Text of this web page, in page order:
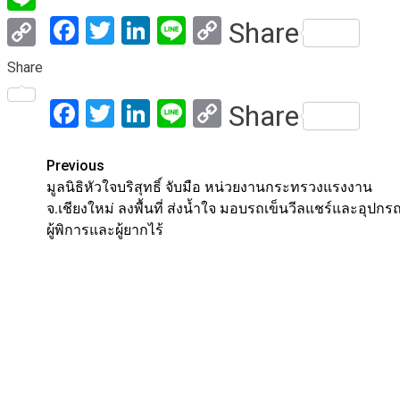
Facebook
Twitter
LinkedIn
LineCopy
Share
Facebook
Twitter
LinkedIn
LineCopy
Share
Post
navigation
Previous
มูลนิธิหัวใจบริสุทธิ์ จับมือ หน่วยงานกระทรวงแรงงาน
จ.เชียงใหม่ ลงพื้นที่ ส่งน้ำใจ มอบรถเข็นวีลแชร์และอุปก
ผู้พิการและผู้ยากไร้
Line
Copy
Link
Share